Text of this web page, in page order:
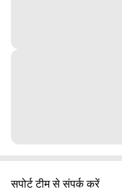
सपोर्ट टीम से संपर्क करें